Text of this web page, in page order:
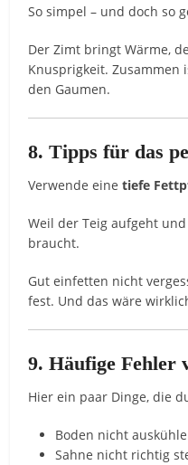
So simpel – und doch so
Der Zimt bringt Wärme,
Knusprigkeit. Zusammen
den Gaumen.
8. Tipps für das
Verwende einetiefe
Weil der Teig aufgeht
braucht.
Gut einfetten nicht
fest. Und das wäre
9. Häufige Fehler
Hier ein paar Dinge, die
Boden nicht
Sahne nicht richtig